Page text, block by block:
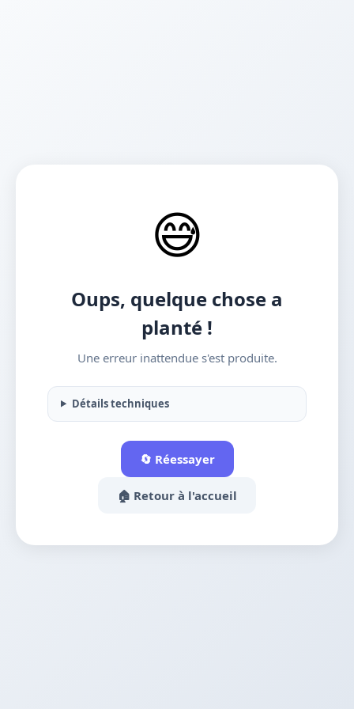
😅
Oups, quelque chose a
planté !
Une erreur inattendue s'est produite.
Détails techniques
🔄 Réessayer
🏠 Retour à l'accueil